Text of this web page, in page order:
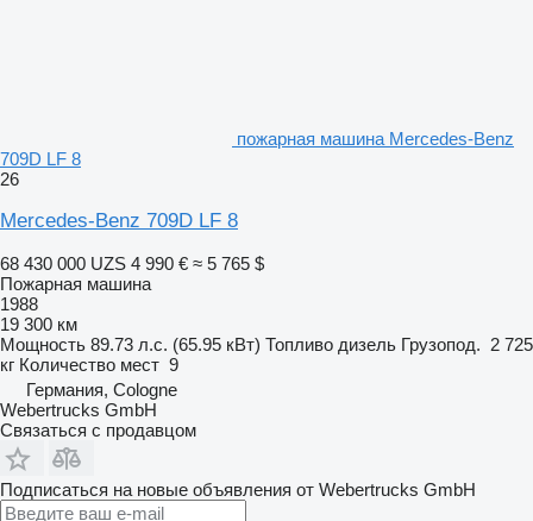
пожарная машина Mercedes-Benz
709D LF 8
26
Mercedes-Benz 709D LF 8
68 430 000 UZS 4 990 € ≈ 5 765 $
Пожарная машина
1988
19 300 км
Мощность 89.73 л.с. (65.95 кВт) Топливо дизель Грузопод. 2 725
кг Количество мест 9
Германия, Cologne
Webertrucks GmbH
Связаться с продавцом
Подписаться на новые объявления от Webertrucks GmbH